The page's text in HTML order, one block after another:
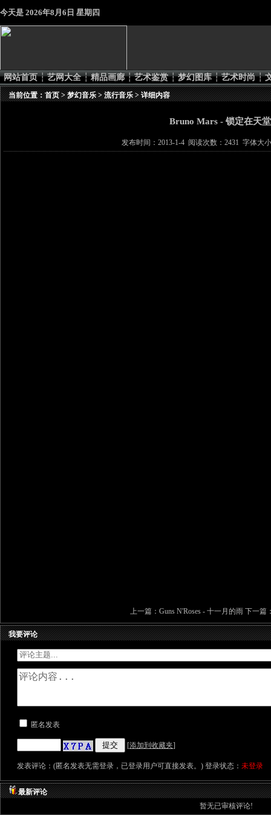
今天是 2026年8月6日 星期四
网站首页 ┆ 艺网大全 ┆ 精品画廊 ┆ 艺术鉴赏 ┆ 梦幻图库 ┆ 艺术时尚 ┆
当前位置：首页>梦幻音乐>流行音乐> 详细内容
Bruno Mars - 锁定在天堂
发布时间：2013-1-4 阅读次数：2431 字体大
上一篇： Guns N'Roses - 十一月的雨 下一篇
我要评论
匿名发表
[添加到收藏夹]
发表评论：(匿名发表无需登录，已登录用户可直接发表。) 登录状态： 未登录
最新评论
暂无已审核评论!